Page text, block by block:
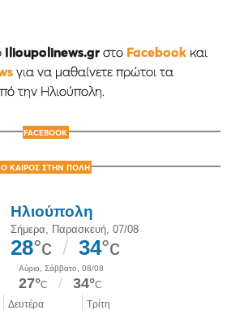
Ilioupolinews.grστο Facebookκαι
για να μαθαίνετε πρώτοι τα
την Ηλιούπολη.
FACEBOOK
Ο ΚΑΙΡΟΣ ΣΤΗΝ ΠΟΛΗ